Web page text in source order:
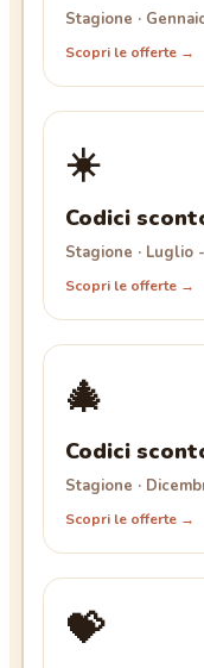
Stagione ·
Scopri le offerte →
☀️
Codici
Stagione · Luglio
Scopri le offerte →
🎄
Codici
Stagione ·
Scopri le offerte →
💝